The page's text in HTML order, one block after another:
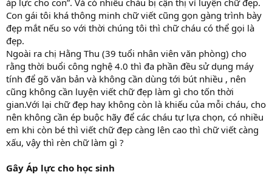
Con gái tôi khá thông minh chữ viết cũng gọn gàng trình bày
đẹp mắt nếu so với thời chúng tôi thì chữ cháu có thể gọi là
đẹp.
Ngoài ra chị Hằng Thu (39 tuổi nhân viên văn phòng) cho
rằng thời buổi công nghệ 4.0 thì đa phần đều sử dụng máy
tính để gõ văn bản và không cần dùng tới bút nhiều , nên
cũng không cần luyện viết chữ đẹp làm gì cho tốn thời
gian.Với lại chữ đẹp hay không còn là khiếu của mỗi cháu, cho
nên không cần ép buộc hãy để các cháu tự lựa chọn, có nhiều
em khi còn bé thì viết chữ đẹp càng lên cao thì chữ viết càng
xấu, vậy thì rèn chữ làm gì ?
Gây Áp lực cho học sinh